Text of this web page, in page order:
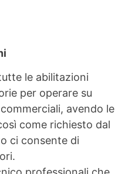
le abilitazioni
per operare su
avendo le
come richiesto dal
ci consente di